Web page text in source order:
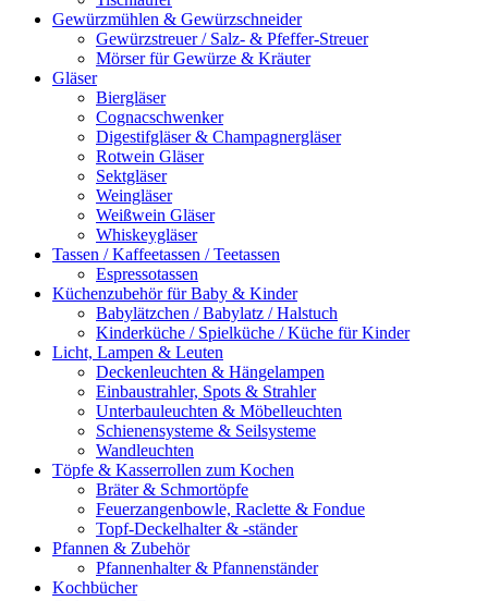
Gewürzmühlen & Gewürzschneider
Gewürzstreuer / Salz- & Pfeffer-Streuer
Mörser für Gewürze & Kräuter
Gläser
Biergläser
Cognacschwenker
Digestifgläser & Champagnergläser
Rotwein Gläser
Sektgläser
Weingläser
Weißwein Gläser
Whiskeygläser
Tassen / Kaffeetassen / Teetassen
Espressotassen
Küchenzubehör für Baby & Kinder
Babylätzchen / Babylatz / Halstuch
Kinderküche / Spielküche / Küche für Kinder
Licht, Lampen & Leuten
Deckenleuchten & Hängelampen
Einbaustrahler, Spots & Strahler
Unterbauleuchten & Möbelleuchten
Schienensysteme & Seilsysteme
Wandleuchten
Töpfe & Kasserrollen zum Kochen
Bräter & Schmortöpfe
Feuerzangenbowle, Raclette & Fondue
Topf-Deckelhalter & -ständer
Pfannen & Zubehör
Pfannenhalter & Pfannenständer
Kochbücher